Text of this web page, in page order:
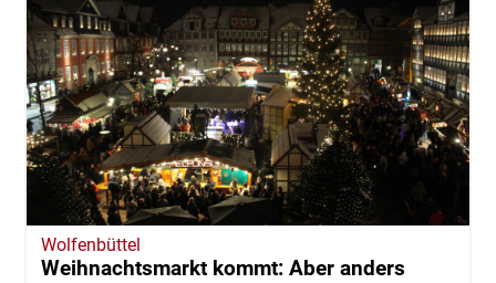
Wolfenbüttel
Weihnachtsmarkt kommt: Aber anders